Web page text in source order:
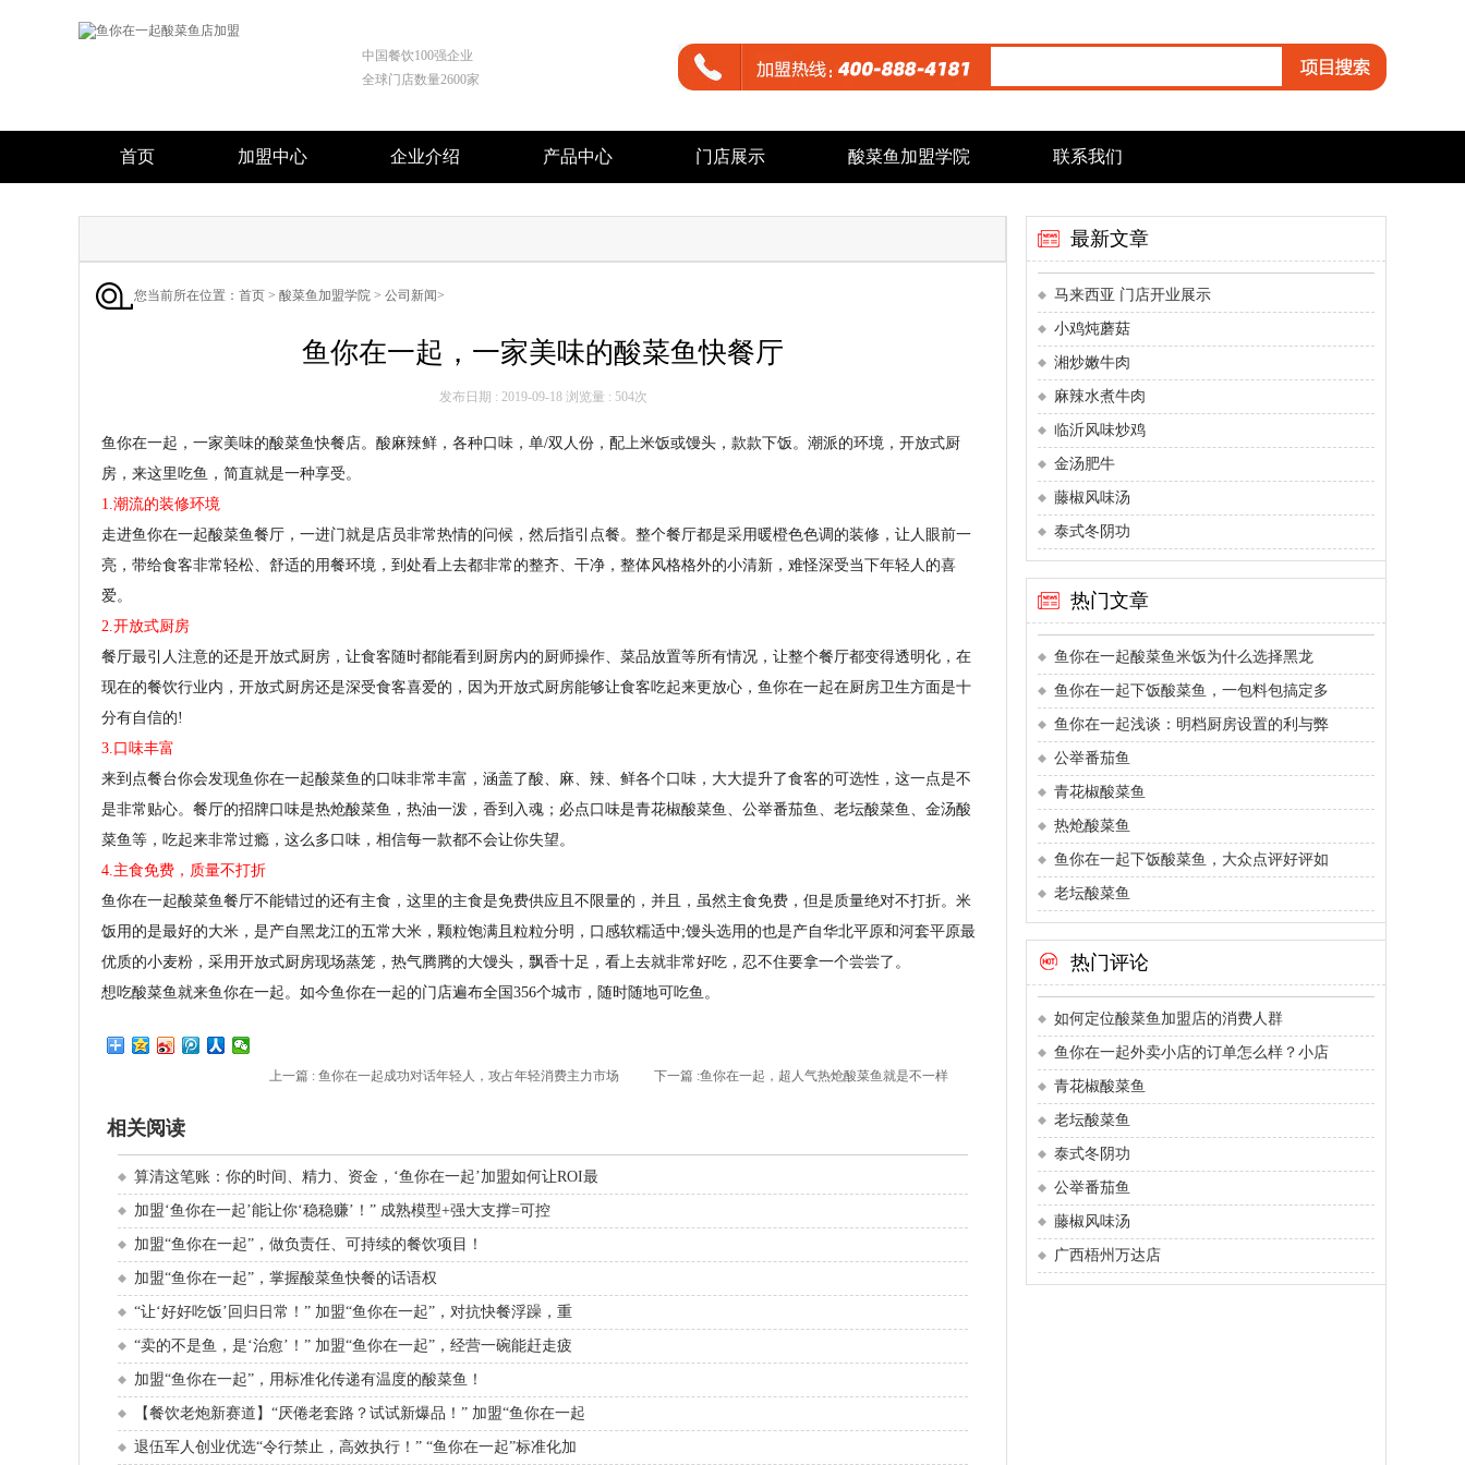
中国餐饮100强企业
全球门店数量2600家
首页 加盟中心 企业介绍 产品中心 门店展示 酸菜鱼加盟学院 联系我们
您当前所在位置： 首页 > 酸菜鱼加盟学院 > 公司新闻>
鱼你在一起，一家美味的酸菜鱼快餐厅
发布日期 : 2019-09-18 浏览量 : 504次
鱼你在一起，一家美味的酸菜鱼快餐店。酸麻辣鲜，各种口味，单/双人份，配上米饭或馒头，款款下饭。潮派的环境，开放式厨
房，来这里吃鱼，简直就是一种享受。
1.潮流的装修环境
走进鱼你在一起酸菜鱼餐厅，一进门就是店员非常热情的问候，然后指引点餐。整个餐厅都是采用暖橙色色调的装修，让人眼前一
亮，带给食客非常轻松、舒适的用餐环境，到处看上去都非常的整齐、干净，整体风格格外的小清新，难怪深受当下年轻人的喜
爱。
2.开放式厨房
餐厅最引人注意的还是开放式厨房，让食客随时都能看到厨房内的厨师操作、菜品放置等所有情况，让整个餐厅都变得透明化，在
现在的餐饮行业内，开放式厨房还是深受食客喜爱的，因为开放式厨房能够让食客吃起来更放心，鱼你在一起在厨房卫生方面是十
分有自信的!
3.口味丰富
来到点餐台你会发现鱼你在一起酸菜鱼的口味非常丰富，涵盖了酸、麻、辣、鲜各个口味，大大提升了食客的可选性，这一点是不
是非常贴心。餐厅的招牌口味是热炝酸菜鱼，热油一泼，香到入魂；必点口味是青花椒酸菜鱼、公举番茄鱼、老坛酸菜鱼、金汤酸
菜鱼等，吃起来非常过瘾，这么多口味，相信每一款都不会让你失望。
4.主食免费，质量不打折
鱼你在一起酸菜鱼餐厅不能错过的还有主食，这里的主食是免费供应且不限量的，并且，虽然主食免费，但是质量绝对不打折。米
饭用的是最好的大米，是产自黑龙江的五常大米，颗粒饱满且粒粒分明，口感软糯适中;馒头选用的也是产自华北平原和河套平原最
优质的小麦粉，采用开放式厨房现场蒸笼，热气腾腾的大馒头，飘香十足，看上去就非常好吃，忍不住要拿一个尝尝了。
想吃酸菜鱼就来鱼你在一起。如今鱼你在一起的门店遍布全国356个城市，随时随地可吃鱼。
上一篇 : 鱼你在一起成功对话年轻人，攻占年轻消费主力市场 下一篇 :鱼你在一起，超人气热炝酸菜鱼就是不一样
相关阅读
算清这笔账：你的时间、精力、资金，‘鱼你在一起’加盟如何让ROI最
加盟‘鱼你在一起’能让你‘稳稳赚’！” 成熟模型+强大支撑=可控
加盟“鱼你在一起”，做负责任、可持续的餐饮项目！
加盟“鱼你在一起”，掌握酸菜鱼快餐的话语权
“让‘好好吃饭’回归日常！” 加盟“鱼你在一起”，对抗快餐浮躁，重
“卖的不是鱼，是‘治愈’！” 加盟“鱼你在一起”，经营一碗能赶走疲
加盟“鱼你在一起”，用标准化传递有温度的酸菜鱼！
【餐饮老炮新赛道】“厌倦老套路？试试新爆品！” 加盟“鱼你在一起
退伍军人创业优选“令行禁止，高效执行！” “鱼你在一起”标准化加
最新文章
马来西亚 门店开业展示
小鸡炖蘑菇
湘炒嫩牛肉
麻辣水煮牛肉
临沂风味炒鸡
金汤肥牛
藤椒风味汤
泰式冬阴功
热门文章
鱼你在一起酸菜鱼米饭为什么选择黑龙
鱼你在一起下饭酸菜鱼，一包料包搞定多
鱼你在一起浅谈：明档厨房设置的利与弊
公举番茄鱼
青花椒酸菜鱼
热炝酸菜鱼
鱼你在一起下饭酸菜鱼，大众点评好评如
老坛酸菜鱼
热门评论
如何定位酸菜鱼加盟店的消费人群
鱼你在一起外卖小店的订单怎么样？小店
青花椒酸菜鱼
老坛酸菜鱼
泰式冬阴功
公举番茄鱼
藤椒风味汤
广西梧州万达店